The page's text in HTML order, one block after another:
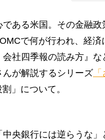
ある米国。その金融
で何が行われ、経済
会社四季報の読み方』
が解説するシリーズ
」について。
央銀行には逆らうな」